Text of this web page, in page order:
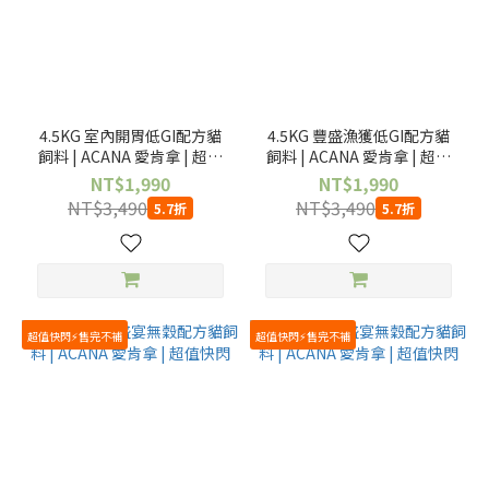
4.5KG 室內開胃低GI配方貓
飼料 | ACANA 愛肯拿 | 超值
快閃
NT$1,990
NT$3,490 5.7折
4.5KG 豐盛漁獲低GI配方貓
飼料 | ACANA 愛肯拿 | 超值
快閃
NT$1,990
NT$3,490 5.7折
超值快閃⚡售完不補 超值快閃⚡售完不補